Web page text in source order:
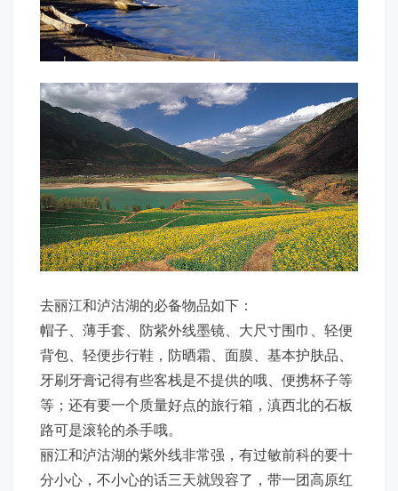
去丽江和泸沽湖的必备物品如下：
帽子、薄手套、防紫外线墨镜、大尺寸围巾、轻便
背包、轻便步行鞋，防晒霜、面膜、基本护肤品、
牙刷牙膏记得有些客栈是不提供的哦、便携杯子等
等；还有要一个质量好点的旅行箱，滇西北的石板
路可是滚轮的杀手哦。
丽江和泸沽湖的紫外线非常强，有过敏前科的要十
分小心，不小心的话三天就毁容了，带一团高原红